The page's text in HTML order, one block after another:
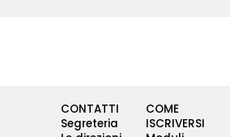
CONTATTI
Segreteria
COME
ISCRIVERSI